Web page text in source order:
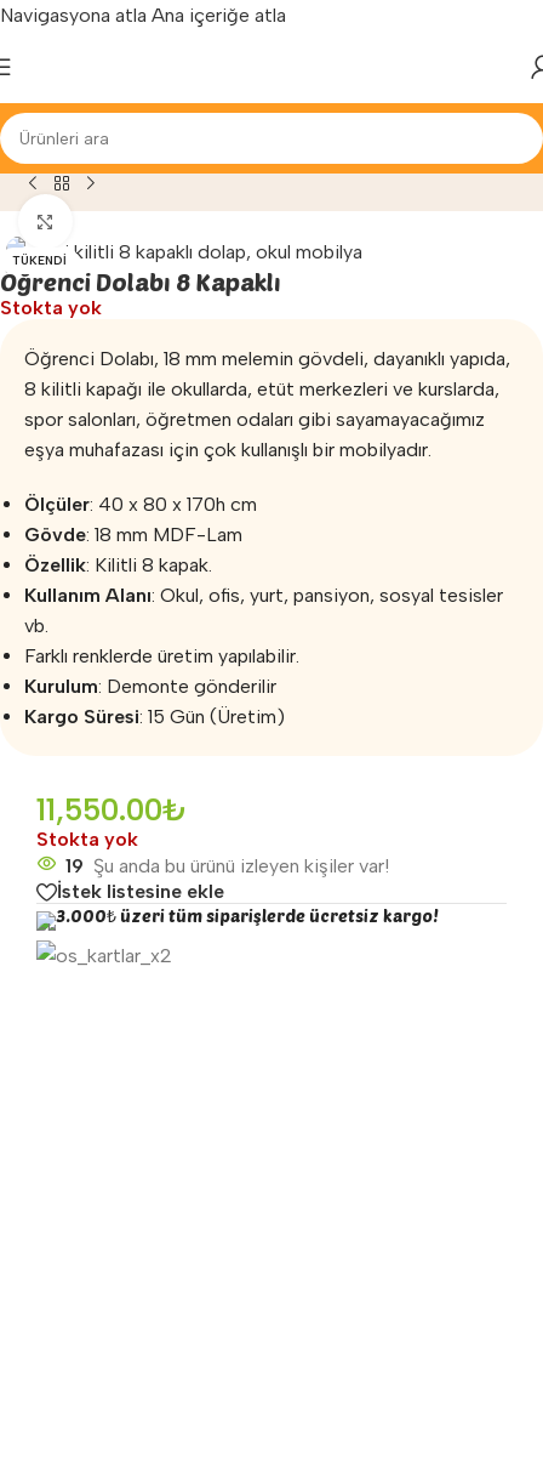
Navigasyona atla Ana içeriğe atla
Yenilenen arayüzümüz ile hizmetinizdeyiz...
Mobilyaları
TÜKENDI
Öğrenci Dolabı 8 Kapaklı
Stokta yok
Öğrenci Dolabı, 18 mm melemin gövdeli, dayanıklı yapıda,
8 kilitli kapağı ile okullarda, etüt merkezleri ve kurslarda,
spor salonları, öğretmen odaları gibi sayamayacağımız
eşya muhafazası için çok kullanışlı bir mobilyadır.
Ölçüler: 40 x 80 x 170h cm
Gövde: 18 mm MDF-Lam
Özellik: Kilitli 8 kapak.
Kullanım Alanı: Okul, ofis, yurt, pansiyon, sosyal tesisler
vb.
Farklı renklerde üretim yapılabilir.
Kurulum: Demonte gönderilir
Kargo Süresi: 15 Gün (Üretim)
11,550.00₺
Stokta yok
19 Şu anda bu ürünü izleyen kişiler var!
İstek listesine ekle
3.000₺ üzeri tüm siparişlerde ücretsiz kargo!